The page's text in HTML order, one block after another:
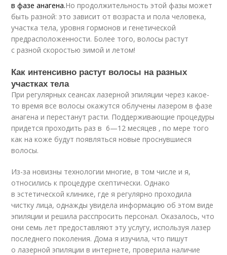
в фазе анагена.Но продолжительность этой фазы может
быть разной: это зависит от возраста и пола человека,
участка тела, уровня гормонов и генетической
предрасположенности. Более того, волосы растут
с разной скоростью зимой и летом!
Как интенсивно растут волосы на разных
участках тела
При регулярных сеансах лазерной эпиляции через какое-
то время все волосы окажутся облучены лазером в фазе
анагена и перестанут расти. Поддерживающие процедуры
придется проходить раз в 6—12 месяцев , по мере того
как на коже будут появляться новые проснувшиеся
волосы.
Из-за новизны технологии многие, в том числе и я,
относились к процедуре скептически. Однако
в эстетической клинике, где я регулярно проходила
чистку лица, однажды увидела информацию об этом виде
эпиляции и решила расспросить персонал. Оказалось, что
они семь лет предоставляют эту услугу, используя лазер
последнего поколения. Дома я изучила, что пишут
о лазерной эпиляции в интернете, проверила наличие